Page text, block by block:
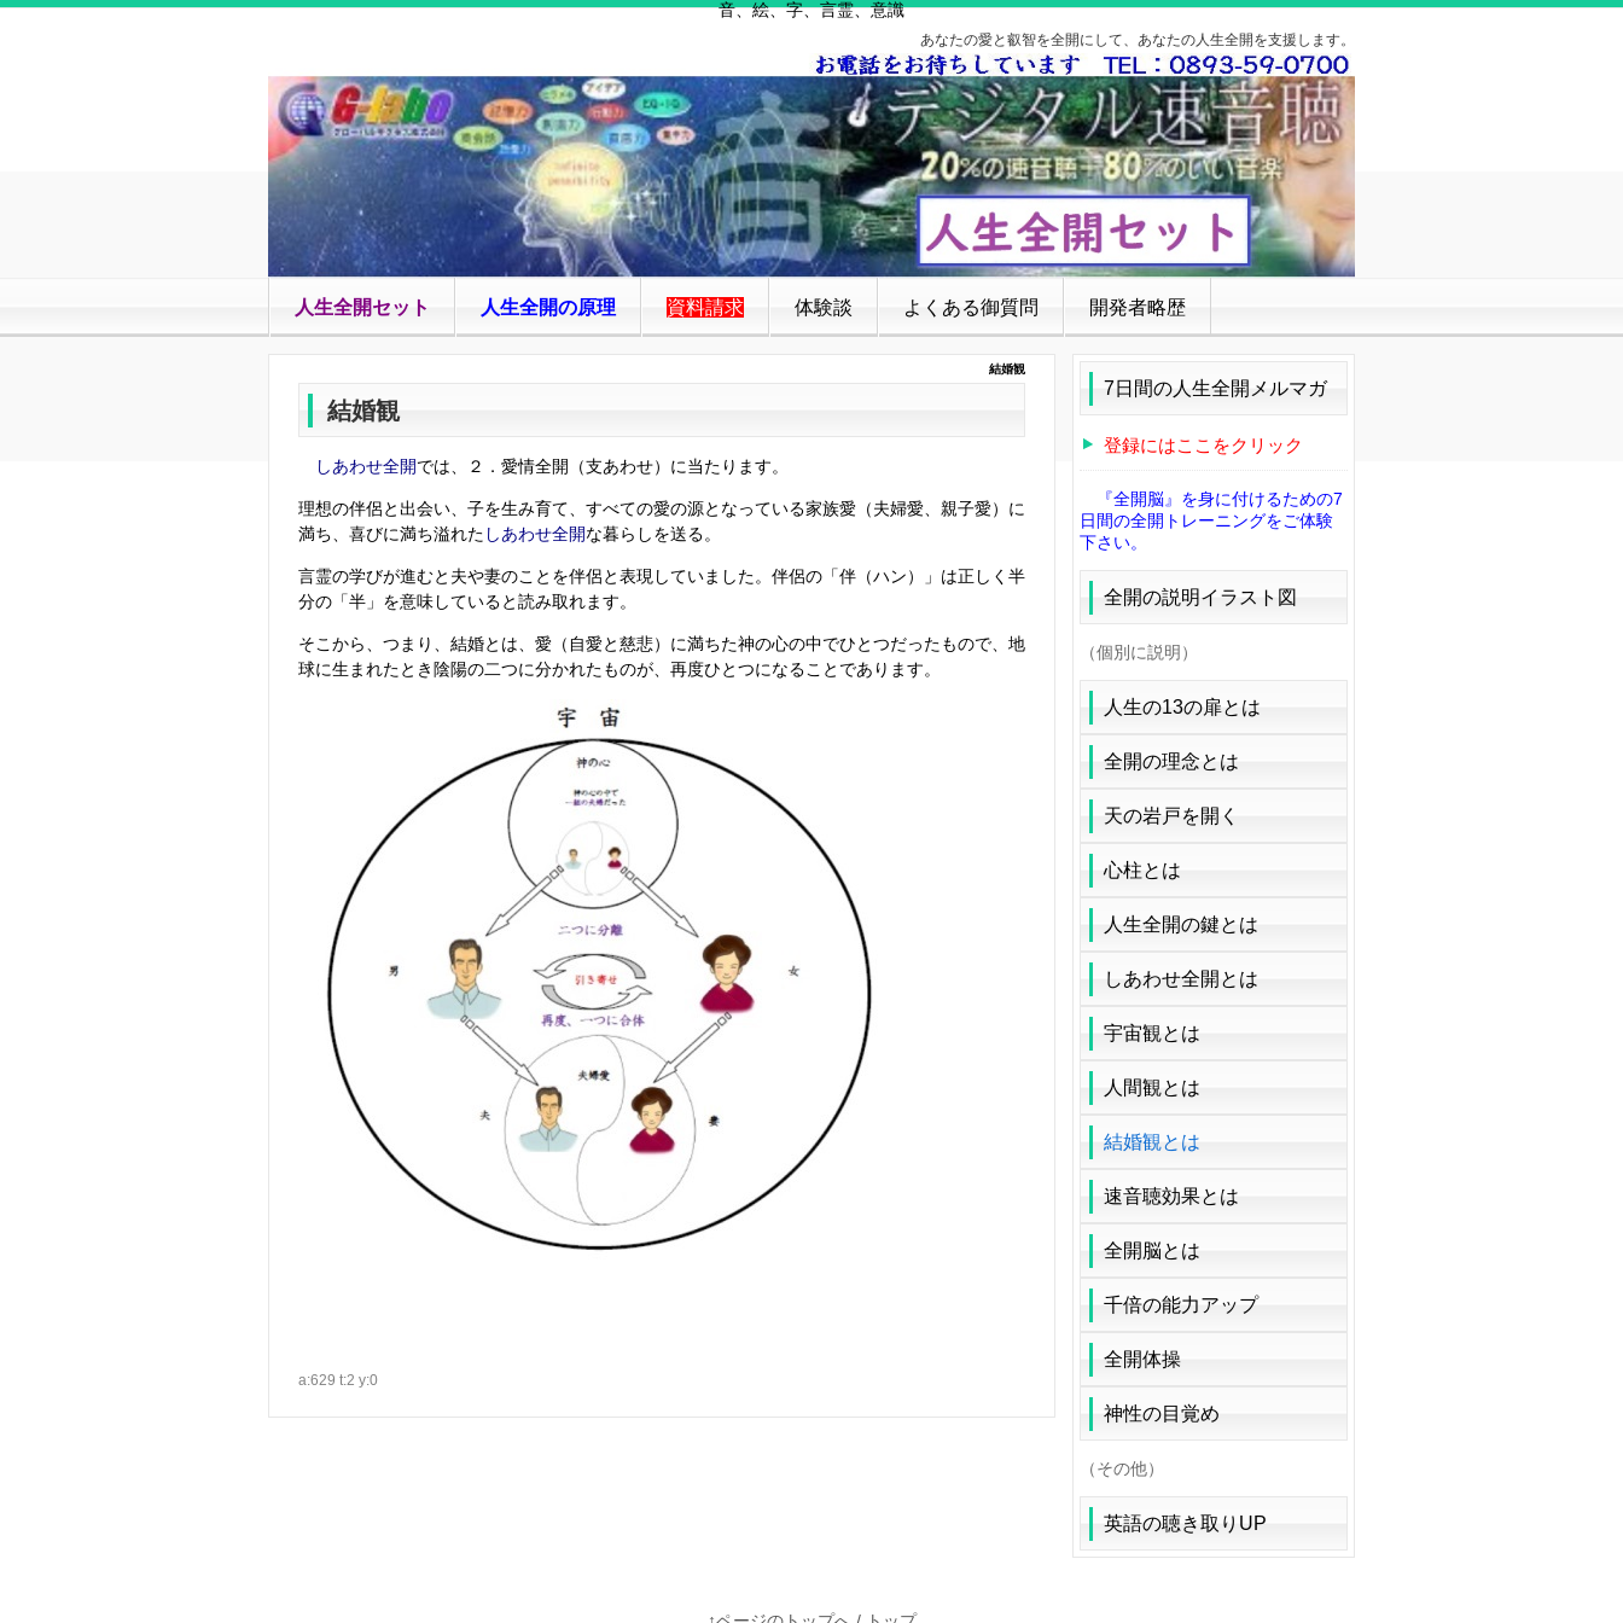
音、絵、字、言霊、意識
あなたの愛と叡智を全開にして、あなたの人生全開を支援します。
人生全開セット 人生全開の原理 資料請求 体験談 よくある御質問 開発者略歴
結婚観
結婚観
しあわせ全開では、２．愛情全開（支あわせ）に当たります。
理想の伴侶と出会い、子を生み育て、すべての愛の源となっている家族愛（夫婦愛、親子愛）に
満ち、喜びに満ち溢れた しあわせ全開な暮らしを送る。
言霊の学びが進むと夫や妻のことを伴侶と表現していました。伴侶の「伴（ハン）」は正しく半
分の「半」を意味していると読み取れます。
そこから、つまり、結婚とは、愛（自愛と慈悲）に満ちた神の心の中でひとつだったもので、地
球に生まれたとき陰陽の二つに分かれたものが、再度ひとつになることであります。
a:629 t:2 y:0
7日間の人生全開メルマガ
登録にはここをクリック
『全開脳』を身に付けるための7
日間の全開トレーニングをご体験
下さい。
全開の説明イラスト図
（個別に説明）
人生の13の扉とは
全開の理念とは
天の岩戸を開く
心柱とは
人生全開の鍵とは
しあわせ全開とは
宇宙観とは
人間観とは
結婚観とは
速音聴効果とは
全開脳とは
千倍の能力アップ
全開体操
神性の目覚め
（その他）
英語の聴き取りUP